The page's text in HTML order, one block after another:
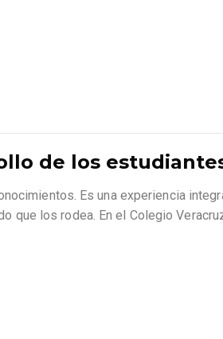
de los
Es una experiencia
que los rodea. En el Colegio